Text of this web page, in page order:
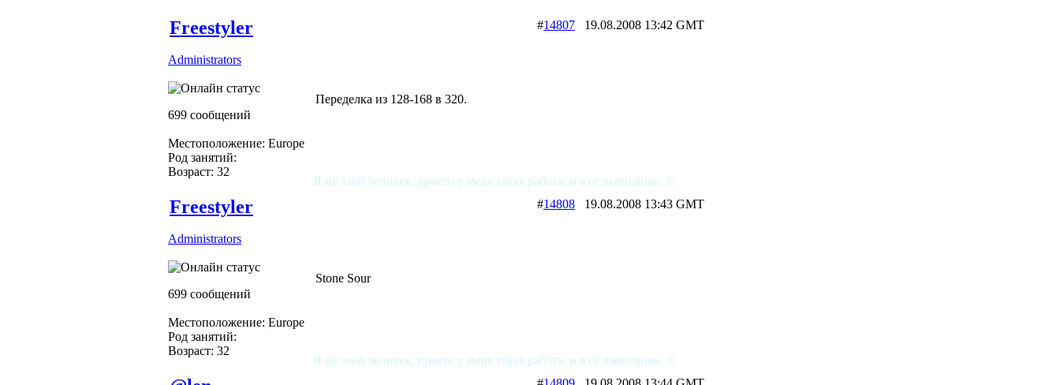
Freestyler
Administrators
699 сообщений
Местоположение: Europe
Род занятий:
Возраст: 32
#14807 19.08.2008 13:42 GMT
Переделка из 128-168 в 320.
Я не злой человек, просто у меня такая работа, и я её выполняю. ©
Freestyler
Administrators
699 сообщений
Местоположение: Europe
Род занятий:
Возраст: 32
#14808 19.08.2008 13:43 GMT
Stone Sour
Я не злой человек, просто у меня такая работа, и я её выполняю. ©